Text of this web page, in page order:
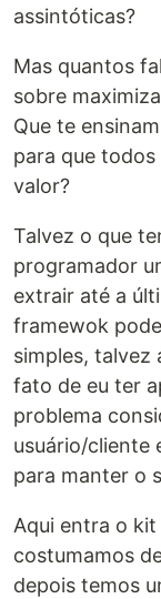
assintóticas?
Mas quantos
sobre
Que te
para que
valor?
Talvez o que
programador
extrair até a
framewok
simples, talvez
fato de eu ter
problema
usuário/cliente
para manter o
Aqui entra o
costumamos
depois temos